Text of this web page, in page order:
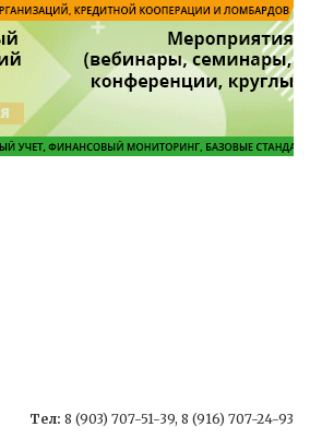
Тел: 8 (903) 707-51-39, 8 (916) 707-24-93